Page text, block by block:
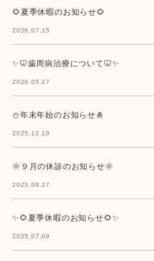
🌻夏季休暇のお知らせ🌻
2026.07.15
✨🦷歯周病治療について🦷✨
2026.05.27
⛄年末年始のお知らせ🎍
2025.12.10
🌞９月の休診のお知らせ🌞
2025.08.27
✨🌻夏季休暇のお知らせ🌻✨
2025.07.09